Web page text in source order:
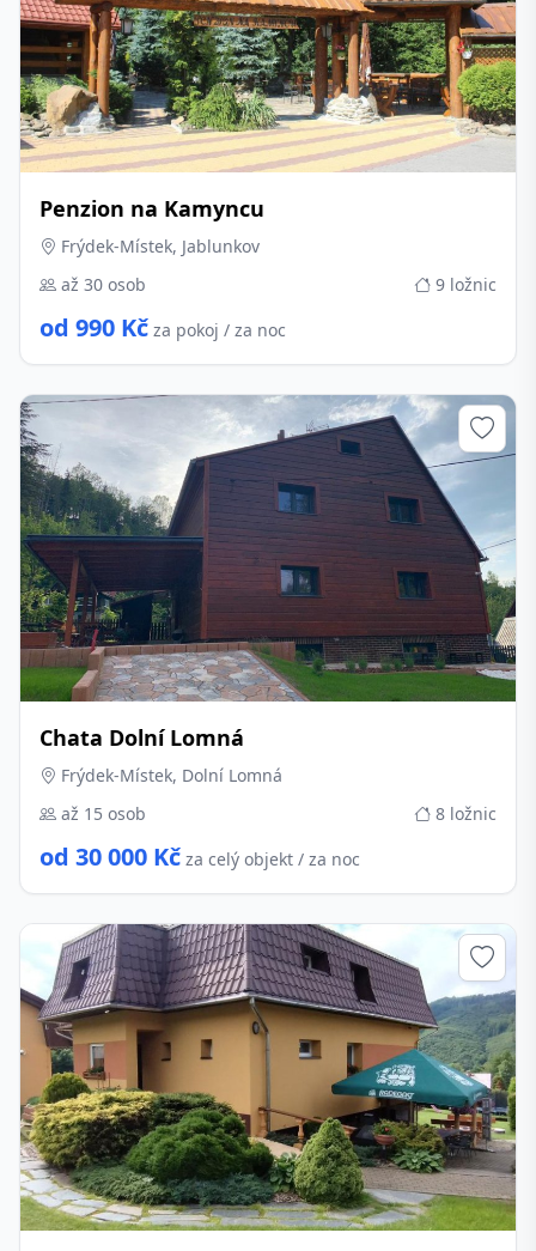
Penzion na Kamyncu
Frýdek-Místek, Jablunkov
až 30 osob
9 ložnic
od 990 Kč za pokoj / za noc
Chata Dolní Lomná
Frýdek-Místek, Dolní Lomná
až 15 osob
8 ložnic
od 30 000 Kč za celý objekt / za noc